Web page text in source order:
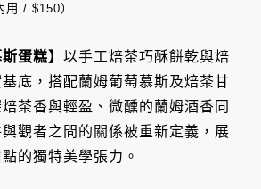
用 / $150）
斯蛋糕】以手工焙茶巧酥餅乾與焙
底，搭配蘭姆葡萄慕斯及焙茶甘
茶香與輕盈、微醺的蘭姆酒香同
觀者之間的關係被重新定義，展
的獨特美學張力。